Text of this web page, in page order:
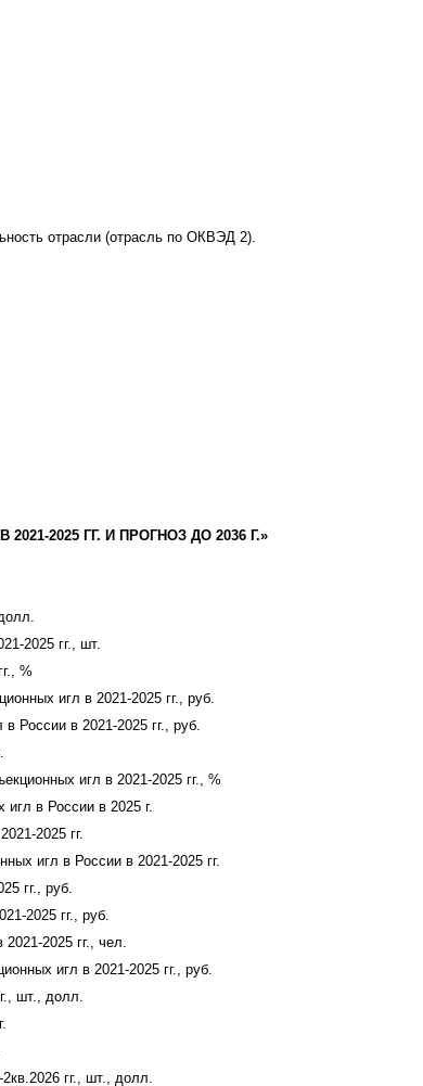
отрасли (отрасль по ОКВЭД 2).
2025 ГГ. И ПРОГНОЗ ДО 2036 Г.»
2025 гг., шт.
%
игл в 2021-2025 гг., руб.
России в 2021-2025 гг., руб.
игл в 2021-2025 гг., %
игл в России в 2025 г.
2025 гг.
игл в России в 2021-2025 гг.
гг., руб.
2025 гг., руб.
2025 гг., чел.
игл в 2021-2025 гг., руб.
шт., долл.
гг., шт., долл.